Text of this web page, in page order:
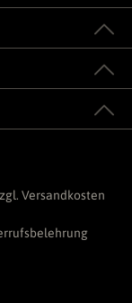
Versandkosten